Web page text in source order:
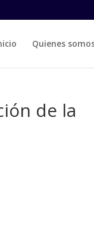
Quienes
de la